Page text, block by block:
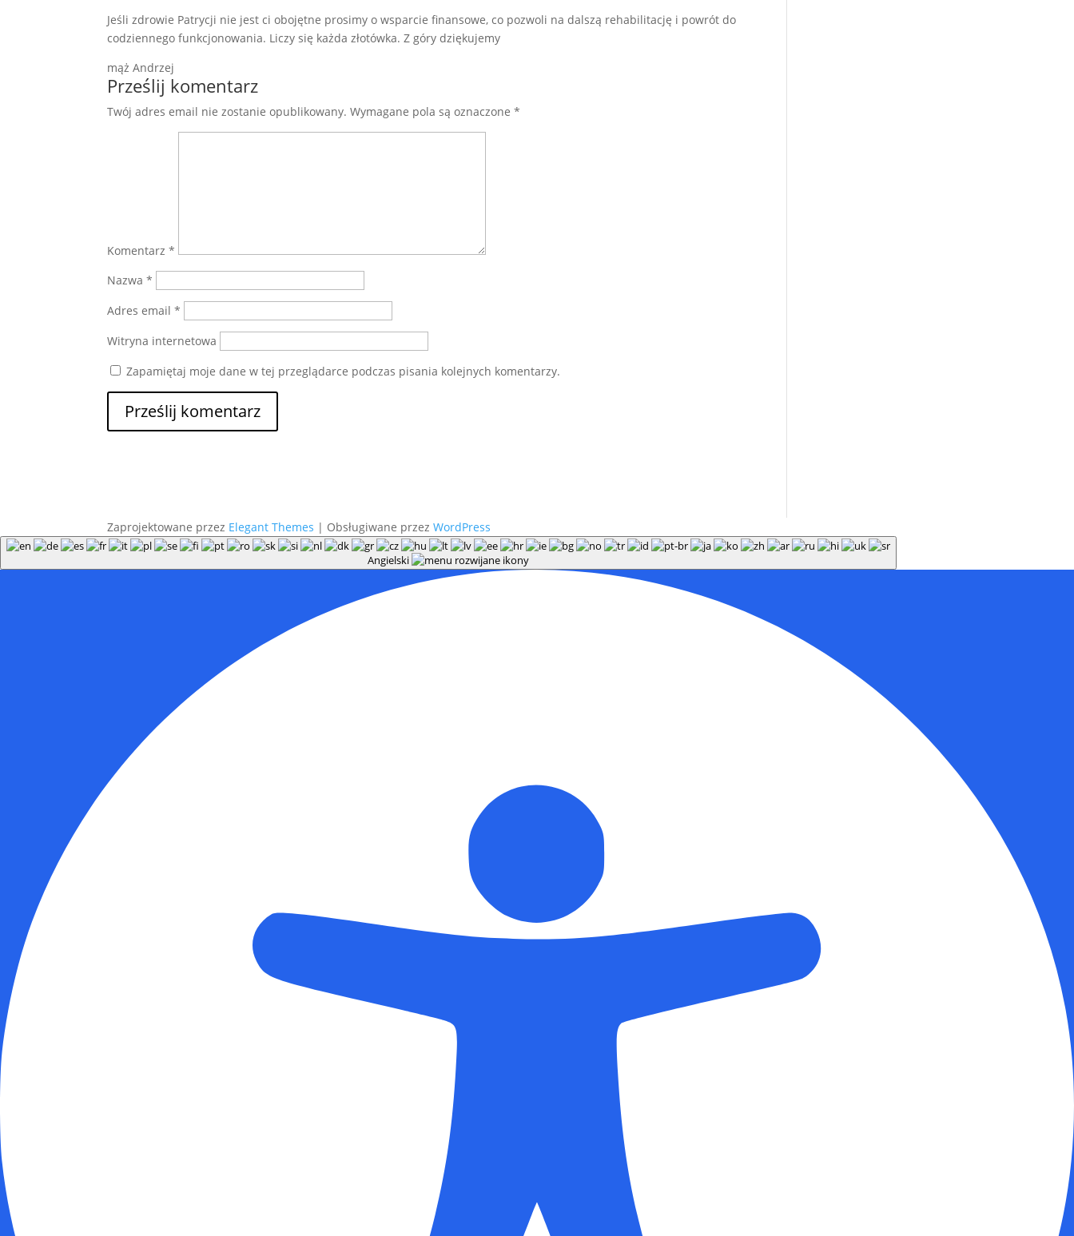
Jeśli zdrowie Patrycji nie jest ci obojętne prosimy o wsparcie finansowe, co pozwoli na dalszą rehabilitację i powrót do
codziennego funkcjonowania. Liczy się każda złotówka. Z góry dziękujemy
mąż Andrzej
Prześlij komentarz
Twój adres email nie zostanie opublikowany. Wymagane pola są oznaczone*
Komentarz*
Nazwa*
Adres email*
Witryna internetowa
Zapamiętaj moje dane w tej przeglądarce podczas pisania kolejnych komentarzy.
Zaprojektowane przez Elegant Themes | Obsługiwane przezWordPress
Angielski